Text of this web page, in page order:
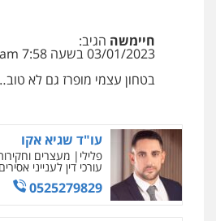
חיימשה הגיב:
03/01/2023 בשעה 7:58 am
בטחון עצמי מופרז גם לא
עו"ד תומר בנישתי
פלילי מעצרים וחקירות
חמורה
עו"ד שגיא אקו
פלילי מעצרים
עורכי דין לענייני אסירים
0525279829